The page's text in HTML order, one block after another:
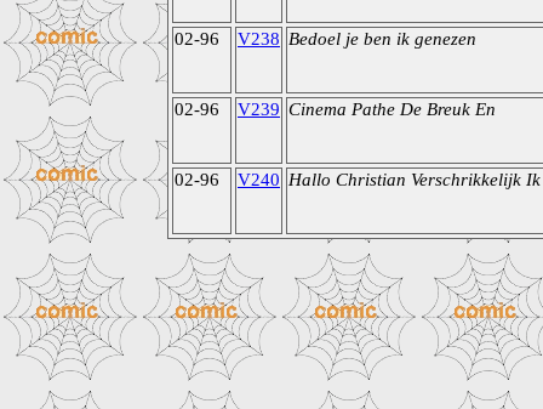
02-96 V238 Bedoel je ben ik genezen
02-96 V239 Cinema Pathe De Breuk En
02-96 V240 Hallo Christian Verschrikkelijk Ik